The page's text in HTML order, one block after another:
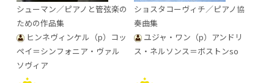
シューマン／ピアノと管弦楽の
ための作品集
ヒンネヴィンケル（p）コッ
ペイ＝シンフォニア・ヴァル
ソヴィア
ショスタコーヴィチ／ピアノ協
奏曲集
ユジャ・ワン（p）アンドリ
ス・ネルソンス＝ボストンso